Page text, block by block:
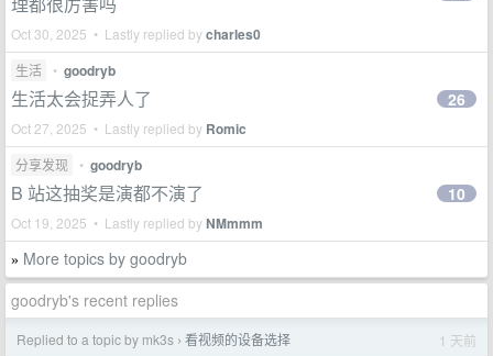
Oct 30, 2025 • Lastly replied bycharles0
生活 • goodryb
生活太会捉弄人了
Oct 27, 2025 • Lastly replied by Romic
26
分享发现 • goodryb
B 站这抽奖是演都不演了
Oct 19, 2025 • Lastly replied byNMmmm
10
» More topics by goodryb
goodryb's recent replies
Replied to a topic by mk3s › 看视频的设备选择 1 天前